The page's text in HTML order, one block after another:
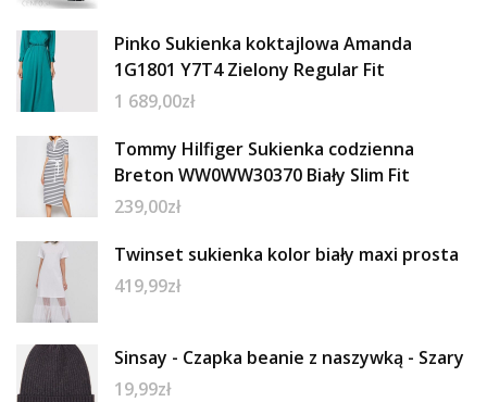
Pinko Sukienka koktajlowa Amanda
1G1801 Y7T4 Zielony Regular Fit
1 689,00zł
Tommy Hilfiger Sukienka codzienna
Breton WW0WW30370 Biały Slim Fit
239,00zł
Twinset sukienka kolor biały maxi prosta
419,99zł
Sinsay - Czapka beanie z naszywką - Szary
19,99zł